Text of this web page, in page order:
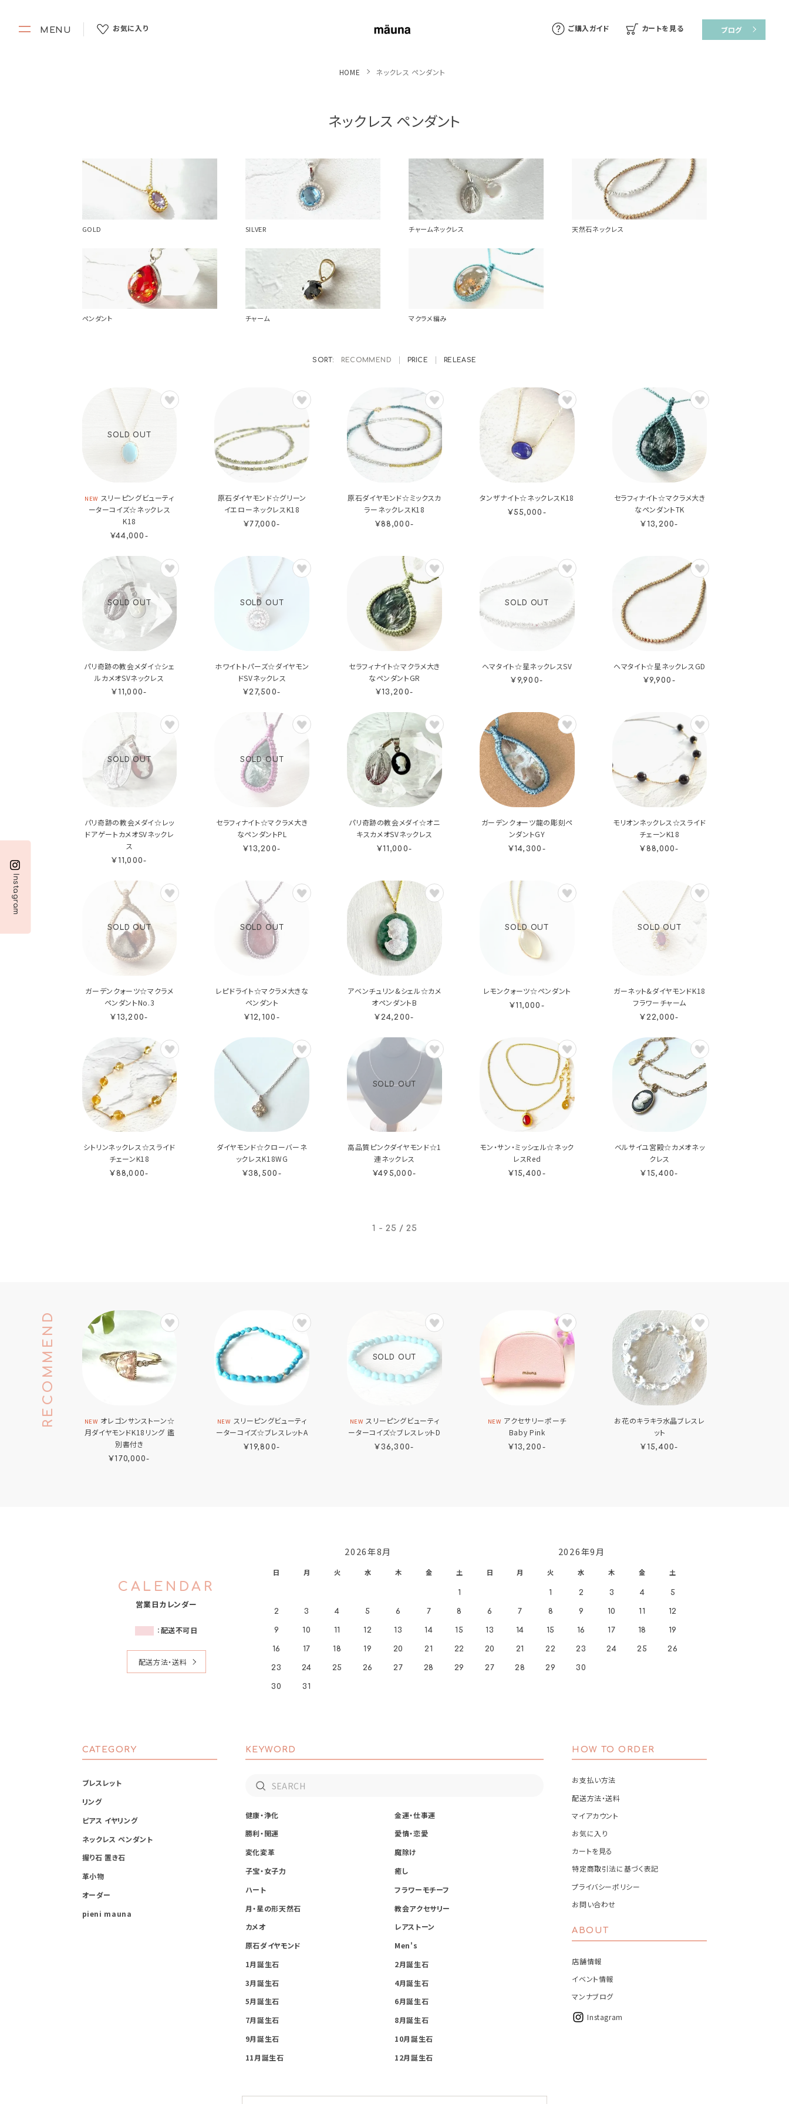
MENU お気に入り ご購入ガイド カートを見る ブログ
Instagram
HOME ネックレス ペンダント
ネックレス ペンダント
GOLD SILVER チャームネックレス 天然石ネックレス
ペンダント チャーム マクラメ編み
RECOMMEND PRICE RELEASE
SOLD OUT
NEW スリーピングビューティ
ーターコイズ☆ネックレス
K18
¥44,000-
原石ダイヤモンド☆グリーン
イエローネックレスK18
¥77,000-
原石ダイヤモンド☆ミックスカ
ラーネックレスK18
¥88,000-
タンザナイト☆ネックレスK18
¥55,000-
セラフィナイト☆マクラメ大き
なペンダントTK
¥13,200-
SOLD OUT
パリ奇跡の教会メダイ☆シェ
ルカメオSVネックレス
¥11,000-
SOLD OUT
ホワイトトパーズ☆ダイヤモン
ドSVネックレス
¥27,500-
セラフィナイト☆マクラメ大き
なペンダントGR
¥13,200-
SOLD OUT
ヘマタイト☆星ネックレスSV
¥9,900-
ヘマタイト☆星ネックレスGD
¥9,900-
SOLD OUT
パリ奇跡の教会メダイ☆レッ
ドアゲートカメオSVネックレ
ス
¥11,000-
SOLD OUT
セラフィナイト☆マクラメ大き
なペンダントPL
¥13,200-
パリ奇跡の教会メダイ☆オニ
キスカメオSVネックレス
¥11,000-
ガーデンクォーツ龍の彫刻ペ
ンダントGY
¥14,300-
モリオンネックレス☆スライド
チェーンK18
¥88,000-
SOLD OUT
ガーデンクォーツ☆マクラメ
ペンダントNo.3
¥13,200-
SOLD OUT
レピドライト☆マクラメ大きな
ペンダント
¥12,100-
アベンチュリン&シェル☆カメ
オペンダントB
¥24,200-
SOLD OUT
レモンクォーツ☆ペンダント
¥11,000-
SOLD OUT
ガーネット&ダイヤモンドK18
フラワーチャーム
¥22,000-
シトリンネックレス☆スライド
チェーンK18
¥88,000-
ダイヤモンド☆クローバーネ
ックレスK18WG
¥38,500-
SOLD OUT
高品質ピンクダイヤモンド☆1
連ネックレス
¥495,000-
モン・サン・ミッシェル☆ネック
レスRed
¥15,400-
ベルサイユ宮殿☆カメオネッ
クレス
¥15,400-
1 - 25 / 25
RECOMMEND NEW オレゴンサンストーン☆
月ダイヤモンドK18リング 鑑
別書付き
¥170,000-
NEW スリーピングビューティ
ーターコイズ☆ブレスレットA
¥19,800-
SOLD OUT
NEW スリーピングビューティ
ーターコイズ☆ブレスレットD
¥36,300-
NEW アクセサリーポーチ
Baby Pink
¥13,200-
お花のキラキラ水晶ブレスレ
ット
¥15,400-
CALENDAR
営業日カレンダー
：配送不可日
配送方法・送料
2026年8月
日 月 火 水 木 金 土
1
2 3 4 5 6 7 8
9 10 11 12 13 14 15
16 17 18 19 20 21 22
23 24 25 26 27 28 29
30 31
2026年9月
日 月 火 水 木 金 土
1 2 3 4 5
6 7 8 9 10 11 12
13 14 15 16 17 18 19
20 21 22 23 24 25 26
27 28 29 30
CATEGORY
ブレスレット
リング
ピアス イヤリング
ネックレス ペンダント
握り石 置き石
革小物
オーダー
pieni mauna
KEYWORD
健康・浄化
金運・仕事運
勝利・開運
愛情・恋愛
変化変革
魔除け
子宝・女子力
癒し
ハート
フラワーモチーフ
月・星の形天然石
教会アクセサリー
カメオ
レアストーン
原石ダイヤモンド
Men's
1月誕生石
2月誕生石
3月誕生石
4月誕生石
5月誕生石
6月誕生石
7月誕生石
8月誕生石
9月誕生石
10月誕生石
11月誕生石
12月誕生石
HOW TO ORDER
お支払い方法
配送方法・送料
マイアカウント
お気に入り
カートを見る
特定商取引法に基づく表記
プライバシーポリシー
お問い合わせ
ABOUT
店舗情報
イベント情報
マンナブログ
Instagram